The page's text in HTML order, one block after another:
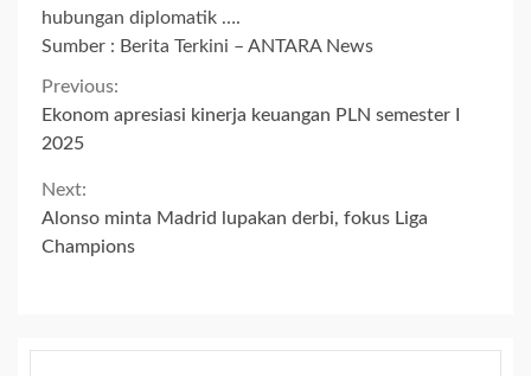
hubungan diplomatik ….
Sumber : Berita Terkini – ANTARA News
Continue
Reading
Previous:
Ekonom apresiasi kinerja keuangan PLN semester I
2025
Next:
Alonso minta Madrid lupakan derbi, fokus Liga
Champions